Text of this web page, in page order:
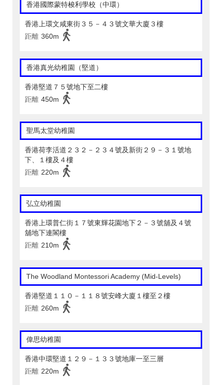
香港國際蒙特梭利學校（中環）
香港上環文咸東街３５－４３號文華大廈３樓
距離 360m
香港真光幼稚園（堅道）
香港堅道７５號地下至二樓
距離 450m
聖馬太堂幼稚園
香港荷李活道２３２－２３４號及新街２９－３１號地
下、１樓及４樓
距離 220m
弘立幼稚園
香港上環普仁街１７號東輝花園地下２－３號舖及４號
舖地下連閣樓
距離 210m
The Woodland Montessori Academy (Mid-Levels)
香港堅道１１０－１１８號安峰大廈１樓至２樓
距離 260m
偉思幼稚園
香港中環堅道１２９－１３３號地庫一至三層
距離 220m